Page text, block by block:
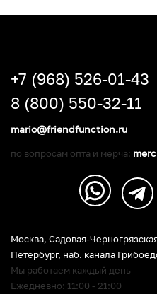
Москва, Садовая-
Петербург, наб. канала
Мы работаем каждый день
Ежедневно: 11:00 - 21:00
+7 (968) 526-01-43
8 (800) 550-32-11
mario@friendfunction.ru
по вопросам опта и мерча: